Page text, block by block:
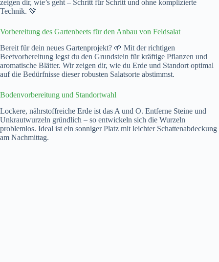
zeigen dir, wie’s geht – Schritt für Schritt und ohne komplizierte
Technik. 💚
Vorbereitung des Gartenbeets für den Anbau von Feldsalat
Bereit für dein neues Gartenprojekt? 🌱 Mit der richtigen
Beetvorbereitung legst du den Grundstein für kräftige Pflanzen und
aromatische Blätter. Wir zeigen dir, wie du Erde und Standort optimal
auf die Bedürfnisse dieser robusten Salatsorte abstimmst.
Bodenvorbereitung und Standortwahl
Lockere, nährstoffreiche Erde ist das A und O. Entferne Steine und
Unkrautwurzeln gründlich – so entwickeln sich die Wurzeln
problemlos. Ideal ist ein sonniger Platz mit leichter Schattenabdeckung
am Nachmittag.